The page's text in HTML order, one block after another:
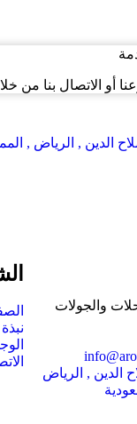
أو الاتصال بنا من
, الرياض ,
والجولات
, الرياض